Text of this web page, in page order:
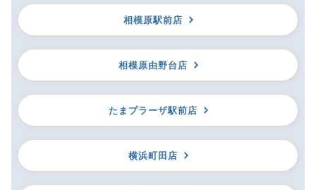
相模原駅前店
相模原由野台店
たまプラーザ駅前店
横浜町田店